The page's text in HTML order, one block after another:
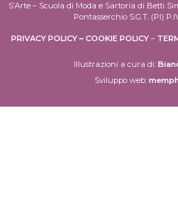
S’Arte – Scuola di Moda e Sartoria di Betti
Pontasserchio S.G.T. (PI)
PRIVACY POLICY – COOKIE POLICY –
Illustrazioni a cura di:
Sviluppo web: